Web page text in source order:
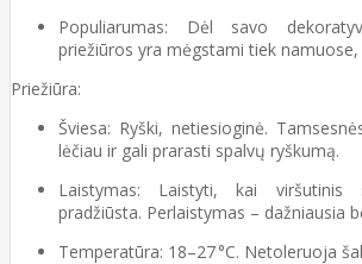
Populiarumas: Dėl savo
priežiūros yra mėgstami tiek
Priežiūra:
Šviesa: Ryški, netiesioginė.
lėčiau ir gali prarasti spalvų ryškumą.
Laistymas: Laistyti, kai viršutinis
pradžiūsta. Perlaistymas – dažniausia
Temperatūra: 18–27 °C. Netoleruoja